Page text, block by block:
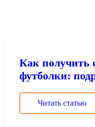
Как получить
футболки:
Читать статью